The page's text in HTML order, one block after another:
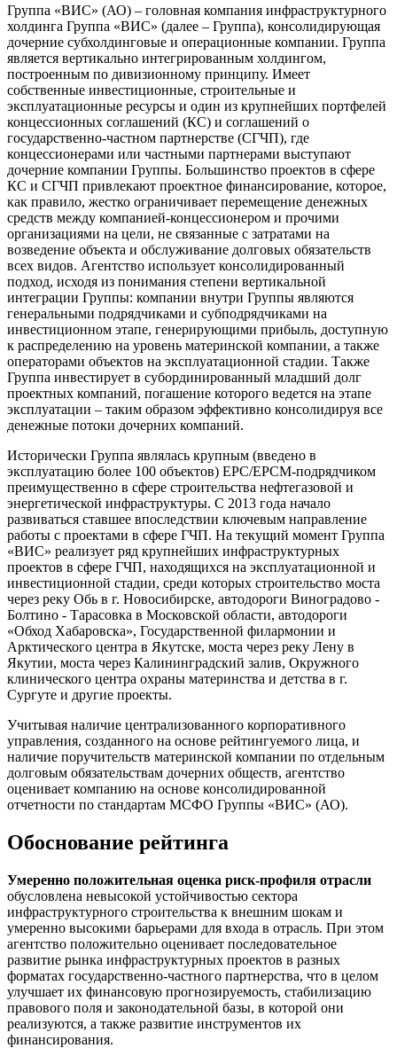
Группа «ВИС» (АО) – головная компания инфраструктурного
холдинга Группа «ВИС» (далее – Группа), консолидирующая
дочерние субхолдинговые и операционные компании. Группа
является вертикально интегрированным холдингом,
построенным по дивизионному принципу. Имеет
собственные инвестиционные, строительные и
эксплуатационные ресурсы и один из крупнейших портфелей
концессионных соглашений (КС) и соглашений о
государственно-частном партнерстве (СГЧП), где
концессионерами или частными партнерами выступают
дочерние компании Группы. Большинство проектов в сфере
КС и СГЧП привлекают проектное финансирование, которое,
как правило, жестко ограничивает перемещение денежных
средств между компанией-концессионером и прочими
организациями на цели, не связанные с затратами на
возведение объекта и обслуживание долговых обязательств
всех видов. Агентство использует консолидированный
подход, исходя из понимания степени вертикальной
интеграции Группы: компании внутри Группы являются
генеральными подрядчиками и субподрядчиками на
инвестиционном этапе, генерирующими прибыль, доступную
к распределению на уровень материнской компании, а также
операторами объектов на эксплуатационной стадии. Также
Группа инвестирует в субординированный младший долг
проектных компаний, погашение которого ведется на этапе
эксплуатации – таким образом эффективно консолидируя все
денежные потоки дочерних компаний.
Исторически Группа являлась крупным (введено в
эксплуатацию более 100 объектов) EPC/EPCM-подрядчиком
преимущественно в сфере строительства нефтегазовой и
энергетической инфраструктуры. С 2013 года начало
развиваться ставшее впоследствии ключевым направление
работы с проектами в сфере ГЧП. На текущий момент Группа
«ВИС» реализует ряд крупнейших инфраструктурных
проектов в сфере ГЧП, находящихся на эксплуатационной и
инвестиционной стадии, среди которых строительство моста
через реку Обь в г. Новосибирске, автодороги Виноградово -
Болтино - Тарасовка в Московской области, автодороги
«Обход Хабаровска», Государственной филармонии и
Арктического центра в Якутске, моста через реку Лену в
Якутии, моста через Калининградский залив, Окружного
клинического центра охраны материнства и детства в г.
Сургуте и другие проекты.
Учитывая наличие централизованного корпоративного
управления, созданного на основе рейтингуемого лица, и
наличие поручительств материнской компании по отдельным
долговым обязательствам дочерних обществ, агентство
оценивает компанию на основе консолидированной
отчетности по стандартам МСФО Группы «ВИС» (АО).
Обоснование рейтинга
Умеренно положительная оценка риск-профиля отрасли
обусловлена невысокой устойчивостью сектора
инфраструктурного строительства к внешним шокам и
умеренно высокими барьерами для входа в отрасль. При этом
агентство положительно оценивает последовательное
развитие рынка инфраструктурных проектов в разных
форматах государственно-частного партнерства, что в целом
улучшает их финансовую прогнозируемость, стабилизацию
правового поля и законодательной базы, в которой они
реализуются, а также развитие инструментов их
финансирования.